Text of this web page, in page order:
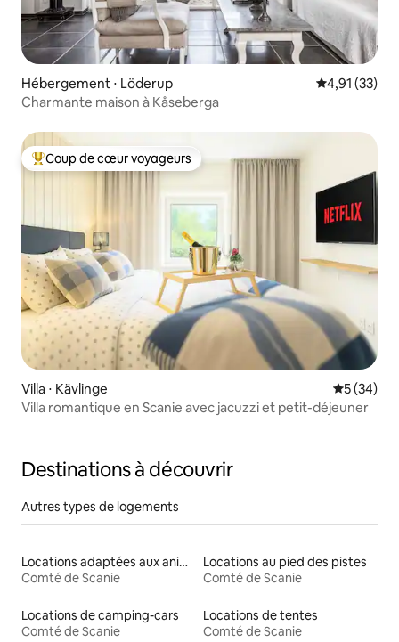
Hébergement ⋅ Löderup Évaluation
4,91 (33)
Charmante maison à Kåseberga
Coups de cœur voyageurs les plus appréciés
Coup de cœur voyageurs
Villa ⋅ Kävlinge
5 (34)
Villa romantique en Scanie avec jacuzzi et petit-déjeuner
Destinations à découvrir
Autres types de logements
Locations adaptées aux animaux
Comté de Scanie
Locations au pied des pistes
Comté de Scanie
Locations de camping-cars
Comté de Scanie
Locations de tentes
Comté de Scanie